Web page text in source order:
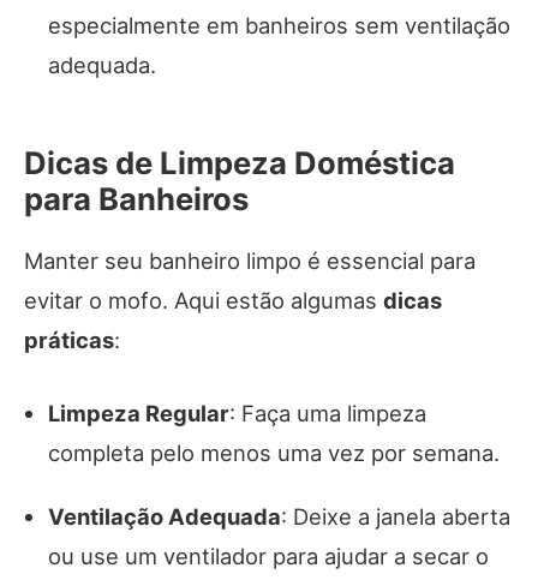
especialmente em banheiros sem ventilação
adequada.
Dicas de Limpeza Doméstica
para Banheiros
Manter seu banheiro limpo é essencial para
evitar o mofo. Aqui estão algumas dicas
práticas:
Limpeza Regular: Faça uma limpeza
completa pelo menos uma vez por semana.
Ventilação Adequada: Deixe a janela aberta
ou use um ventilador para ajudar a secar o